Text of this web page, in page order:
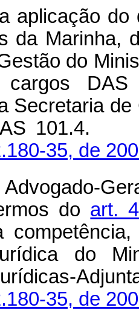
do
da Marinha,
do
DAS
Secretaria
35, de
do art.
do
35, de